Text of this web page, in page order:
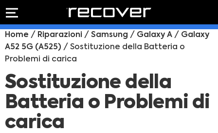
Preventivo online
Shop online
PREVENTIVO
Preventivo
online
RIPARAZIONE
IPHONE
schermo
Sostituzione
batteria
Home / Riparazioni / Samsung / Galaxy A / Galaxy
A52 5G (A525) / Sostituzione della Batteria o
Problemi di carica
Sostituzione della
Batteria o Problemi di
carica